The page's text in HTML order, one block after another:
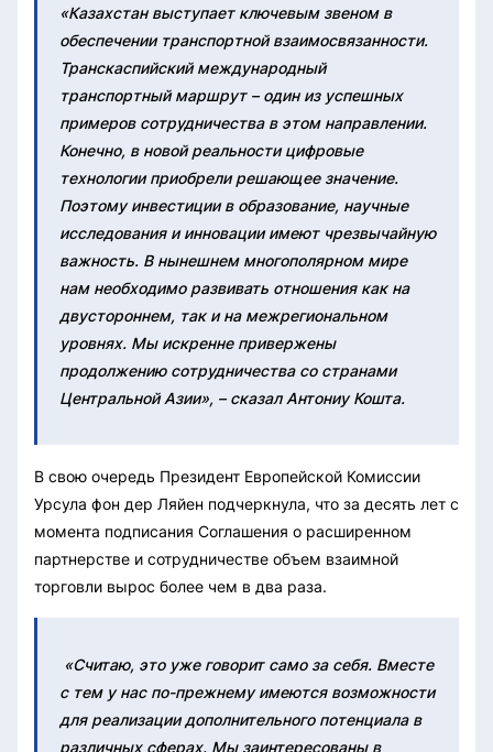
«Казахстан выступает ключевым звеном в
обеспечении транспортной взаимосвязанности.
Транскаспийский международный
транспортный маршрут – один из успешных
примеров сотрудничества в этом направлении.
Конечно, в новой реальности цифровые
технологии приобрели решающее значение.
Поэтому инвестиции в образование, научные
исследования и инновации имеют чрезвычайную
важность. В нынешнем многополярном мире
нам необходимо развивать отношения как на
двустороннем, так и на межрегиональном
уровнях. Мы искренне привержены
продолжению сотрудничества со странами
Центральной Азии», – сказал Антониу Кошта.
В свою очередь Президент Европейской Комиссии
Урсула фон дер Ляйен подчеркнула, что за десять лет с
момента подписания Соглашения о расширенном
партнерстве и сотрудничестве объем взаимной
торговли вырос более чем в два раза.
«Считаю, это уже говорит само за себя. Вместе
с тем у нас по-прежнему имеются возможности
для реализации дополнительного потенциала в
различных сферах. Мы заинтересованы в